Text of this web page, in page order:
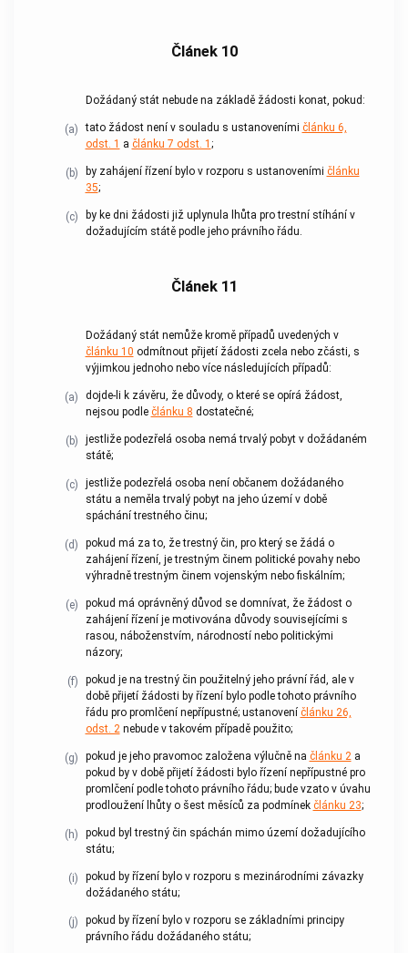
Článek 10
Dožádaný stát nebude na základě žádosti konat, pokud:
(a) tato žádost není v souladu s ustanoveními článku 6,
odst. 1 a článku 7 odst. 1 ;
(b) by zahájení řízení bylo v rozporu s ustanoveními článku
35;
(c)
by ke dni žádosti již uplynula lhůta pro trestní stíhání v
dožadujícím státě podle jeho právního řádu.
Článek 11
Dožádaný stát nemůže kromě případů uvedených v
článku 10 odmítnout přijetí žádosti zcela nebo zčásti, s
výjimkou jednoho nebo více následujících případů:
(a)
dojde-li k závěru, že důvody, o které se opírá žádost,
nejsou podle článku 8 dostatečné;
(b)
jestliže podezřelá osoba nemá trvalý pobyt v dožádaném
státě;
(c)
jestliže podezřelá osoba není občanem dožádaného
státu a neměla trvalý pobyt na jeho území v době
spáchánítrestného činu;
(d) pokud má za to, žetrestný čin , pro který se žádá o
zahájení řízení, jetrestným činem politické povahy nebo
výhradnětrestným činem vojenským nebo fiskálním;
(e)
pokud má oprávněný důvod se domnívat, že žádost o
zahájení řízení je motivována důvody souvisejícími s
rasou, náboženstvím, národností nebo politickými
názory;
(f) pokud je natrestný čin použitelný jeho právní řád, ale v
době přijetí žádosti by řízení bylo podle tohoto právního
řádu pro promlčení nepřípustné; ustanovení článku 26,
odst. 2 nebude v takovém případě použito;
(g) pokud je jeho pravomoc založena výlučně na článku 2 a
pokud by v době přijetí žádosti bylo řízení nepřípustné pro
promlčení podle tohoto právního řádu; bude vzato v úvahu
prodloužení lhůty o šest měsíců za podmínek článku 23;
(h) pokud byltrestný čin spáchán mimo území dožadujícího
státu;
(i)
pokud by řízení bylo v rozporu s mezinárodními závazky
dožádaného státu;
(j)
pokud by řízení bylo v rozporu se základními principy
právního řádu dožádaného státu;